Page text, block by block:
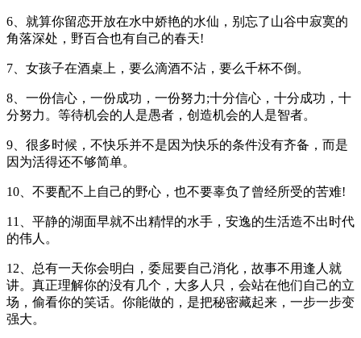
6、就算你留恋开放在水中娇艳的水仙，别忘了山谷中寂寞的
角落深处，野百合也有自己的春天!
7、女孩子在酒桌上，要么滴酒不沾，要么千杯不倒。
8、一份信心，一份成功，一份努力;十分信心，十分成功，十
分努力。等待机会的人是愚者，创造机会的人是智者。
9、很多时候，不快乐并不是因为快乐的条件没有齐备，而是
因为活得还不够简单。
10、不要配不上自己的野心，也不要辜负了曾经所受的苦难!
11、平静的湖面早就不出精悍的水手，安逸的生活造不出时代
的伟人。
12、总有一天你会明白，委屈要自己消化，故事不用逢人就
讲。真正理解你的没有几个，大多人只，会站在他们自己的立
场，偷看你的笑话。你能做的，是把秘密藏起来，一步一步变
强大。